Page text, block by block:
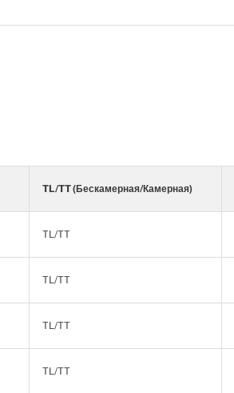
TL/TT (Бескамерная/Камерная)
TL/TT
TL/TT
TL/TT
TL/TT